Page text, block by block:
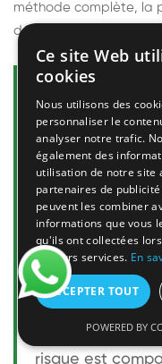
méthode complète, la
découvrir
Questions
Le frelon
l'homme ?
Le frelon
taille mais
son nid. Sa
celle d'une
une personne
bénigne. Pour
risque est
Ce site Web
cookies
Nous utilisons des
personnaliser le
analyser notre trafic.
également des
utilisation de notre site
partenaires de
peuvent les combiner
informations que vous
qu'ils ont collectées
de leurs services. En
ACCEPTER TOUT
POWERED BY